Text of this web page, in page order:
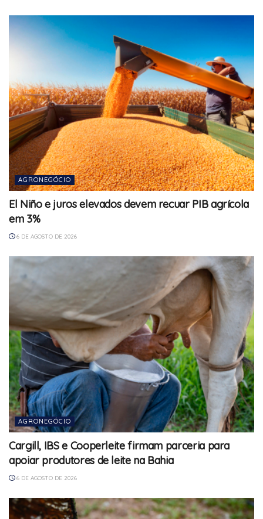
AGRONEGÓCIO
El Niño e juros elevados devem recuar PIB agrícola
em 3%
6 DE AGOSTO DE 2026
AGRONEGÓCIO
Cargill, IBS e Cooperleite firmam parceria para
apoiar produtores de leite na Bahia
6 DE AGOSTO DE 2026